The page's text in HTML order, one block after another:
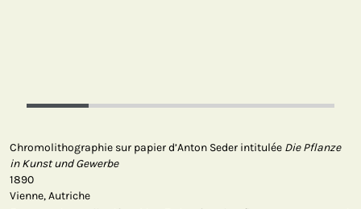
Chromolithographie sur papier d’Anton Seder intitulée Die Pflanze
in Kunst und Gewerbe
1890
Vienne, Autriche